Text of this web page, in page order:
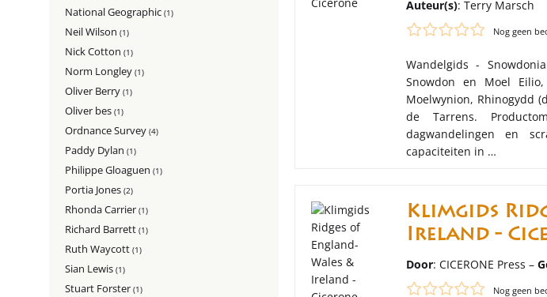
National Geographic (1)
Neil Wilson (1)
Nick Cotton (1)
Norm Longley (1)
Oliver Berry (1)
Oliver bes (1)
Ordnance Survey (4)
Paddy Dylan (1)
Philippe Gloaguen (1)
Portia Jones (2)
Rhonda Carrier (1)
Richard Barrett (1)
Ruth Waycott (1)
Sian Lewis (1)
Stuart Forster (1)
Auteur(s): Terry Marsch
Nog geen
Wandelgids -
Snowdon en Moel
Moelwynion, Rhinogydd
de Tarrens.
dagwandelingen en
capaciteiten in …
Klimgids
Ireland -
Door: CICERONE Press –
Nog geen